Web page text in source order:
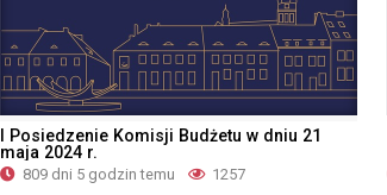
I Posiedzenie Komisji Budżetu w dniu 21
maja 2024 r.
809 dni 5 godzin temu 1257